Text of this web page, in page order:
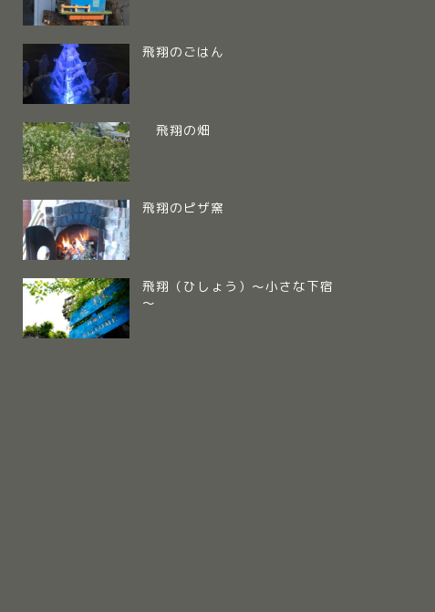
飛翔のごはん
飛翔の畑
飛翔のピザ窯
飛翔（ひしょう）～小さな下宿
～